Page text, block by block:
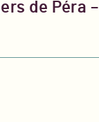
de Péra –